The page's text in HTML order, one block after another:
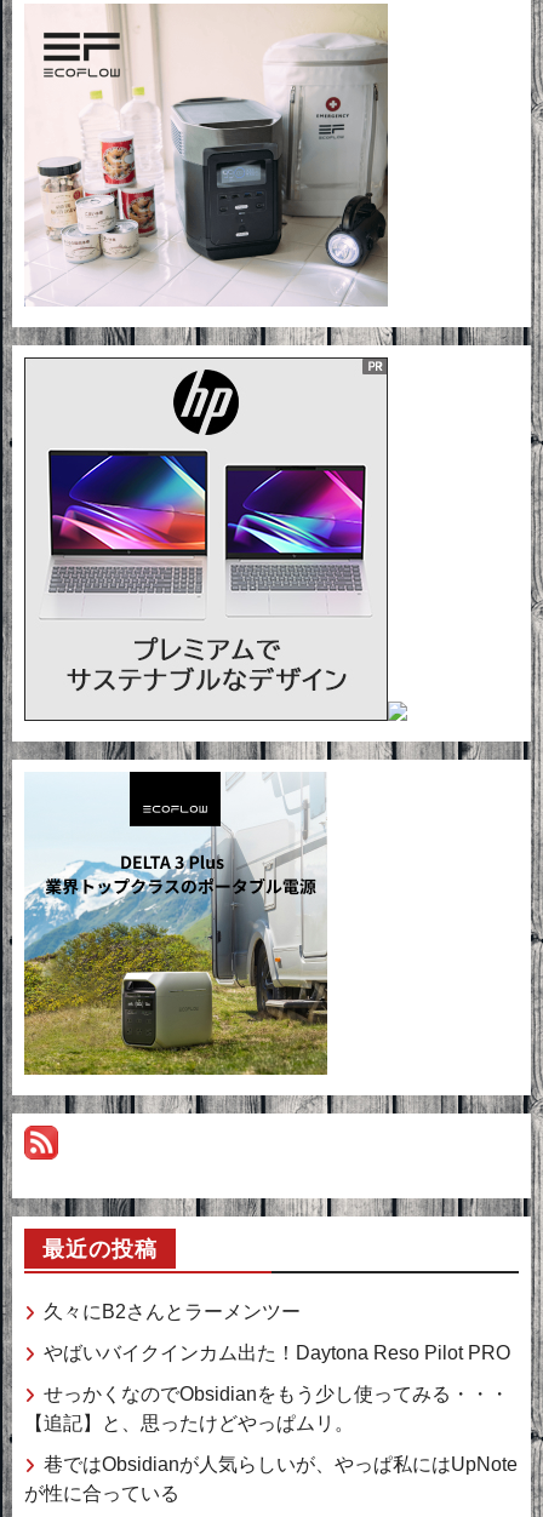
最近の投稿
久々にB2さんとラーメンツー
やばいバイクインカム出た！Daytona Reso Pilot PRO
せっかくなのでObsidianをもう少し使ってみる・・・
【追記】と、思ったけどやっぱムリ。
巷ではObsidianが人気らしいが、やっぱ私にはUpNote
が性に合っている